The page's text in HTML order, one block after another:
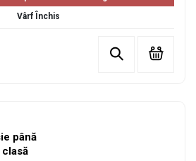
Vârf Închis
până
clasă